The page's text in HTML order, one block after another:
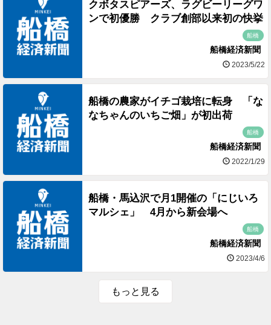
クボタスピアーズ、ラグビーリーグワ
ンで初優勝 クラブ創部以来初の快挙
船橋
船橋経済新聞
2023/5/22
船橋の農家がイチゴ栽培に転身 「な
なちゃんのいちご畑」が初出荷
船橋
船橋経済新聞
2022/1/29
船橋・馬込沢で月1開催の「にじいろ
マルシェ」 4月から新会場へ
船橋
船橋経済新聞
2023/4/6
もっと見る